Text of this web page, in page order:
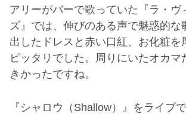
アリーがバーで歌っていた『ラ・ヴ
ズ』では、伸びのある声で魅惑的な
出したドレスと赤い口紅、お化粧を
ピッタリでした。周りにいたオカマ
きかったですね。
『シャロウ（Shallow）』をライブ